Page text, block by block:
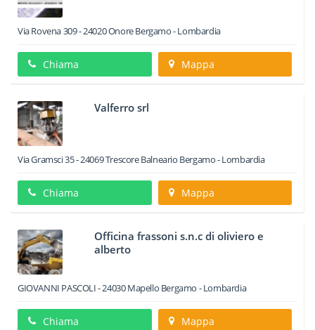
Via Rovena 309-24020OnoreBergamo -Lombardia
Chiama Mappa
Valferro srl
Via Gramsci 35-24069Trescore Balneario Bergamo -Lombardia
Chiama Mappa
Officina frassoni s.n.c di oliviero e
alberto
GIOVANNI PASCOLI-24030Mapello Bergamo -Lombardia
Chiama Mappa